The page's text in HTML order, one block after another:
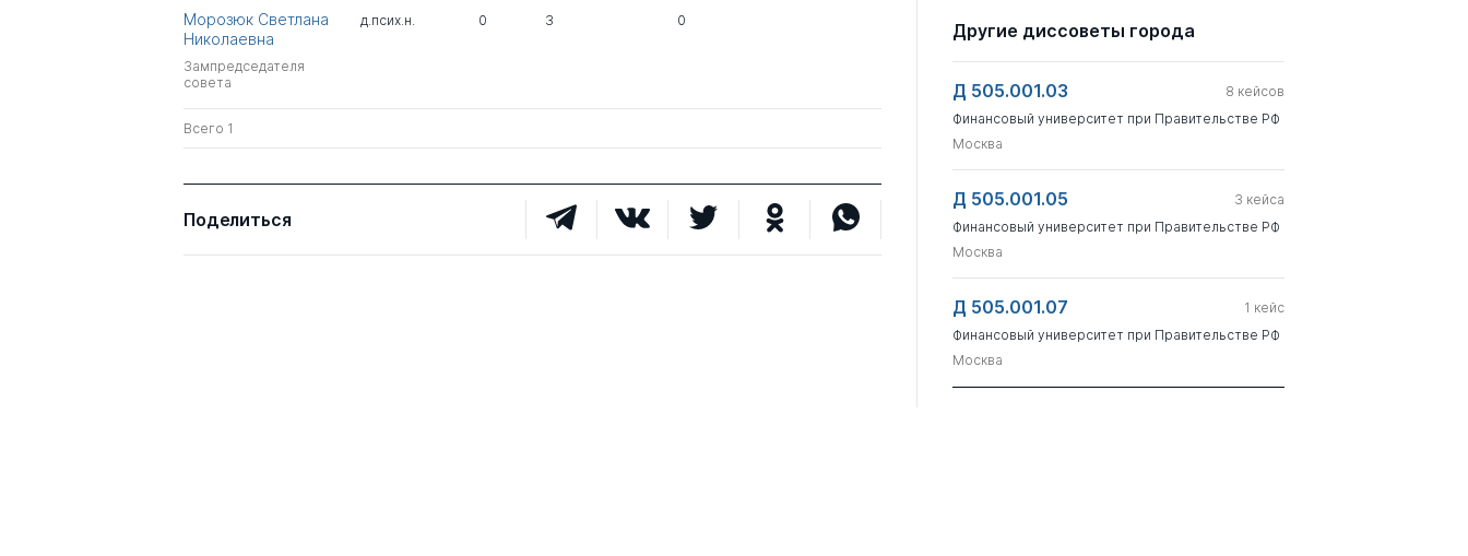
Морозюк Светлана
Николаевна
Зампредседателя
совета
д.псих.н. 0 3 0
Всего 1
Поделиться
Другие диссоветы города
Д 505.001.03 8 кейсов
Финансовый университет при Правительстве РФ
Москва
Д 505.001.05 3 кейса
Финансовый университет при Правительстве РФ
Москва
Д 505.001.07 1 кейс
Финансовый университет при Правительстве РФ
Москва